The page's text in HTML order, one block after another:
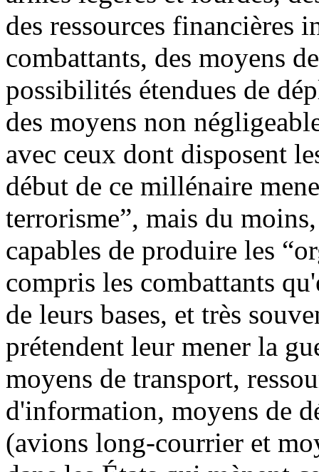
des ressources financières
combattants, des moyens
possibilités étendues de
des moyens non
avec ceux dont disposent
début de ce millénaire
terrorisme”, mais du
capables de produire les
compris les combattants
de leurs bases, et très
prétendent leur mener la
moyens de transport,
d'information, moyens de
(avions long-courrier et